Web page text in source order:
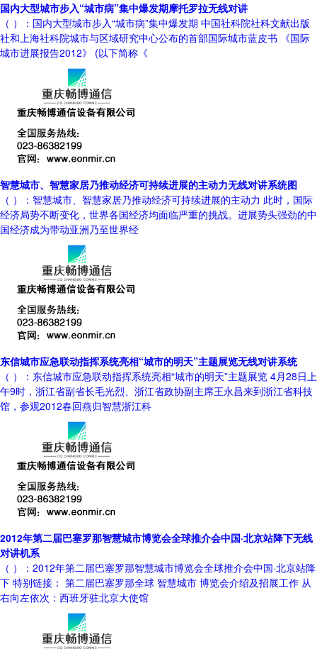
国内大型城市步入“城市病”集中爆发期摩托罗拉无线对讲
（ ）：国内大型城市步入“城市病”集中爆发期 中国社科院社科文献出版
社和上海社科院城市与区域研究中心公布的首部国际城市蓝皮书 《国际
城市进展报告2012》 (以下简称《
智慧城市、智慧家居乃推动经济可持续进展的主动力无线对讲系统图
（ ）：智慧城市、智慧家居乃推动经济可持续进展的主动力 此时，国际
经济局势不断变化，世界各国经济均面临严重的挑战。进展势头强劲的中
国经济成为带动亚洲乃至世界经
东信城市应急联动指挥系统亮相“城市的明天”主题展览无线对讲系统
（ ）：东信城市应急联动指挥系统亮相“城市的明天”主题展览 4月28日上
午9时，浙江省副省长毛光烈、浙江省政协副主席王永昌来到浙江省科技
馆，参观2012春回燕归智慧浙江科
2012年第二届巴塞罗那智慧城市博览会全球推介会中国·北京站降下无线
对讲机系
（ ）：2012年第二届巴塞罗那智慧城市博览会全球推介会中国·北京站降
下 特别链接： 第二届巴塞罗那全球 智慧城市 博览会介绍及招展工作 从
右向左依次：西班牙驻北京大使馆